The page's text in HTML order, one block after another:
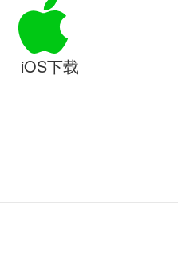
iOS下载